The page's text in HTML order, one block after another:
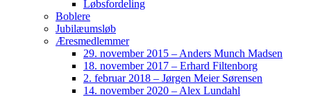
Løbsfordeling
Boblere
Jubilæumsløb
Æresmedlemmer
29. november 2015 – Anders Munch Madsen
18. november 2017 – Erhard Filtenborg
2. februar 2018 – Jørgen Meier Sørensen
14. november 2020 – Alex Lundahl